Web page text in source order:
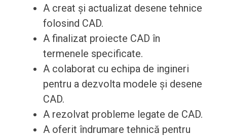
A creat și actualizat desene tehnice
folosind CAD.
A finalizat proiecte CAD în
termenele specificate.
A colaborat cu echipa de ingineri
pentru a dezvolta modele și desene
CAD.
A rezolvat probleme legate de CAD.
A oferit îndrumare tehnică pentru